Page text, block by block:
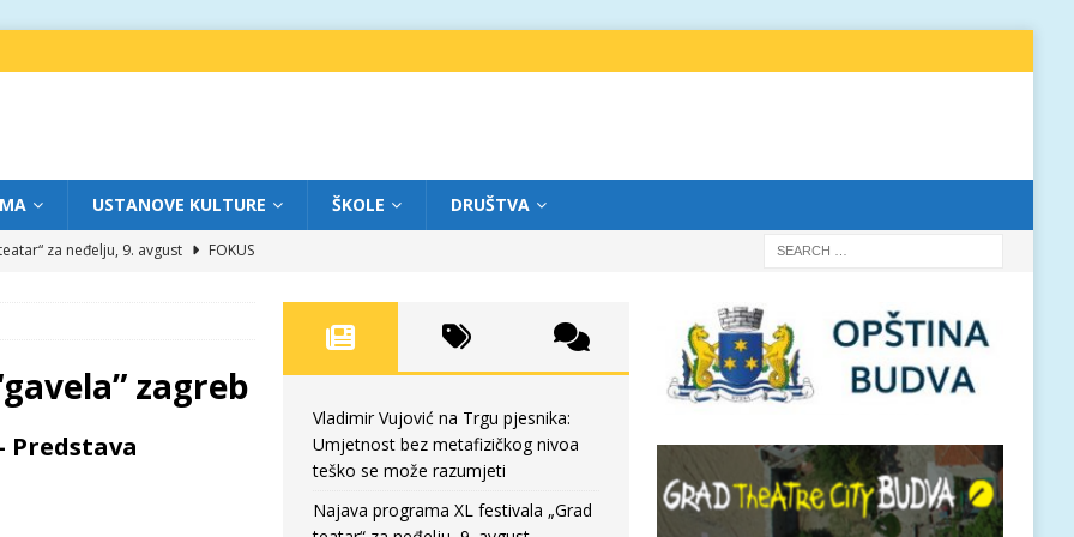
USTANOVE KULTURE ŠKOLE DRUŠTVA
za neđelju, 9. avgust
FOKUS
za subotu, 8. avgust
Književnost kao traganje za onim što ne možemo do kraja da dokučimo
bez metafizičkog nivoa teško se može razumjeti FOKUS
zagreb
Predstava
Vladimir Vujović na Trgu pjesnika:
Umjetnost bez metafizičkog nivoa
teško se može razumjeti
Najava programa XL festivala „Grad